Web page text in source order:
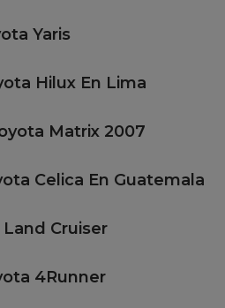
Yaris
Hilux En Lima
Matrix 2007
Celica En Guatemala
Land Cruiser
4Runner